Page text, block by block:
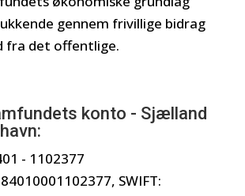
gennem frivillige bidrag
fra det offentlige.
konto - Sjælland
- 1102377
SWIFT: